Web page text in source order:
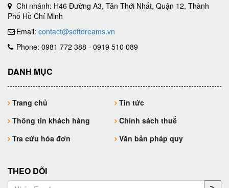
Chi nhánh: H46 Đường A3, Tân Thới Nhất, Quận 12, Thành
Phố Hồ Chí Minh
Email: contact@softdreams.vn
Phone: 0981 772 388 - 0919 510 089
DANH MỤC
Trang chủ
Tin tức
Thông tin khách hàng
Chính sách thuế
Tra cứu hóa đơn
Văn bản pháp quy
THEO DÕI